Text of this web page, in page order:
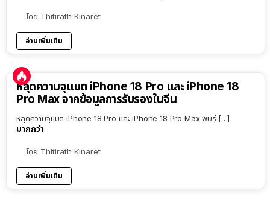
โดย Thitirath Kinaret
อ่านเพิ่มเติม
หลุดความจุแบต iPhone 18 Pro และ iPhone 18
Pro Max จากข้อมูลการรับรองในจีน
หลุดความจุแบต iPhone 18 Pro และ iPhone 18 Pro Max พบรุ่ […]
มากกว่า
โดย Thitirath Kinaret
อ่านเพิ่มเติม